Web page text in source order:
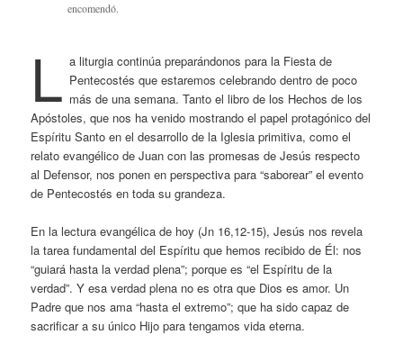
encomendó.
L a liturgia continúa preparándonos para la Fiesta de
Pentecostés que estaremos celebrando dentro de poco
más de una semana. Tanto el libro de los Hechos de los
Apóstoles, que nos ha venido mostrando el papel protagónico del
Espíritu Santo en el desarrollo de la Iglesia primitiva, como el
relato evangélico de Juan con las promesas de Jesús respecto
al Defensor, nos ponen en perspectiva para “saborear” el evento
de Pentecostés en toda su grandeza.
En la lectura evangélica de hoy (Jn 16,12-15), Jesús nos revela
la tarea fundamental del Espíritu que hemos recibido de Él: nos
“guiará hasta la verdad plena”; porque es “el Espíritu de la
verdad”. Y esa verdad plena no es otra que Dios es amor. Un
Padre que nos ama “hasta el extremo”; que ha sido capaz de
sacrificar a su único Hijo para tengamos vida eterna.